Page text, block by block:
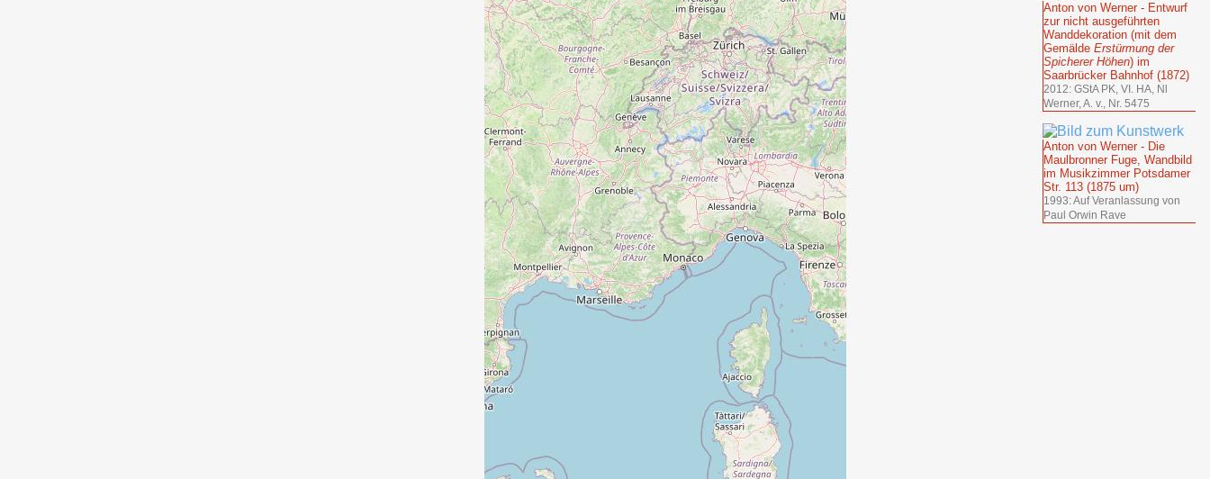
Anton von Werner - Entwurf
zur nicht ausgeführten
Wanddekoration (mit dem
GemäldeErstürmung der
Spicherer Höhen) im
Saarbrücker Bahnhof (1872)
2012: GStA PK, VI. HA, Nl
Werner, A. v., Nr. 5475
Anton von Werner - Die
Maulbronner Fuge, Wandbild
im Musikzimmer Potsdamer
Str. 113 (1875 um)
1993: Auf Veranlassung von
Paul Orwin Rave